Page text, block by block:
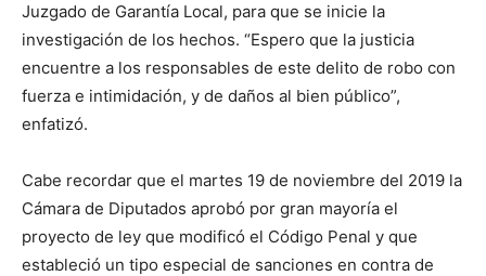
Juzgado de Garantía Local, para que se inicie la
investigación de los hechos. “Espero que la justicia
encuentre a los responsables de este delito de robo con
fuerza e intimidación, y de daños al bien público”,
enfatizó.
Cabe recordar que el martes 19 de noviembre del 2019 la
Cámara de Diputados aprobó por gran mayoría el
proyecto de ley que modificó el Código Penal y que
estableció un tipo especial de sanciones en contra de